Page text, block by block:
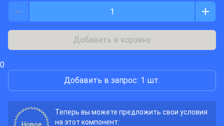
Добавить в корзину
0
Добавить в запрос: 1 шт.
Теперь вы можете предложить свои условия
на этот компонент: